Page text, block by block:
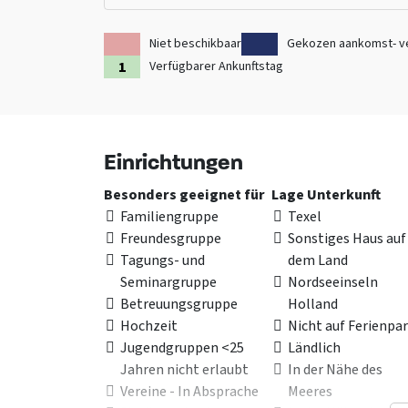
Niet beschikbaar Gekozen aankomst-
Verfügbarer Ankunftstag
Einrichtungen
Lage Unterkunft
Texel
Sonstiges Haus auf
dem Land
Nordseeinseln
Holland
Nicht auf
Ländlich
In der Nähe des
Meeres
Besonders geeignet für
Familiengruppe
Freundesgruppe
Tagungs- und
Seminargruppe
Betreuungsgruppe
Hochzeit
Jugendgruppen <25
Jahren nicht erlaubt
Vereine - In Absprache